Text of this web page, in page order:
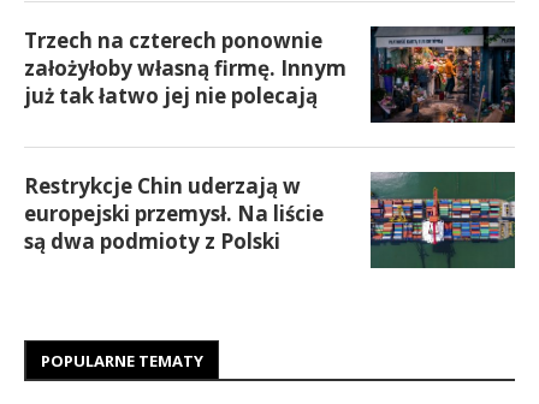
Trzech na czterech ponownie
założyłoby własną firmę. Innym
już tak łatwo jej nie polecają
Restrykcje Chin uderzają w
europejski przemysł. Na liście
są dwa podmioty z Polski
POPULARNE TEMATY